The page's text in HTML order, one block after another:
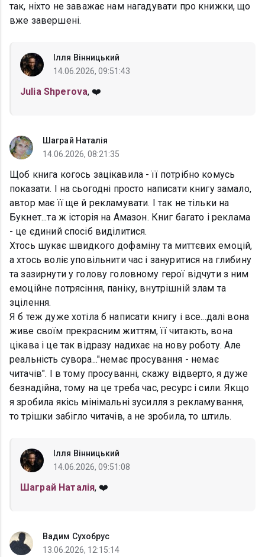
так, ніхто не заважає нам нагадувати про книжки, що
вже завершені.
Ілля Вінницький
14.06.2026, 09:51:43
Julia Shperova, ❤️
Шаграй Наталія
14.06.2026, 08:21:35
Щоб книга когось зацікавила - її потрібно комусь
показати. І на сьогодні просто написати книгу замало,
автор має її ще й рекламувати. І так не тільки на
Букнет...та ж історія на Амазон. Книг багато і реклама
- це єдиний спосіб виділитися.
Хтось шукає швидкого дофаміну та миттєвих емоцій,
а хтось воліє уповільнити час і зануритися на глибину
та зазирнути у голову головному герої відчути з ним
емоційне потрясіння, паніку, внутрішній злам та
зцілення.
Я б теж дуже хотіла б написати книгу і все...далі вона
живе своїм прекрасним життям, її читають, вона
цікава і це так відразу надихає на нову роботу. Але
реальність сувора..."немає просування - немає
читачів". І в тому просуванні, скажу відверто, я дуже
безнадійна, тому на це треба час, ресурс і сили. Якщо
я зробила якісь мінімальні зусилля з рекламування,
то трішки забігло читачів, а не зробила, то штиль.
Ілля Вінницький
14.06.2026, 09:51:08
Шаграй Наталія, ❤️
Вадим Сухобрус
13.06.2026, 12:15:14